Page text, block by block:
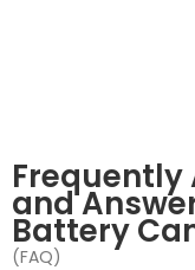
Frequently
and
Battery
(FAQ)